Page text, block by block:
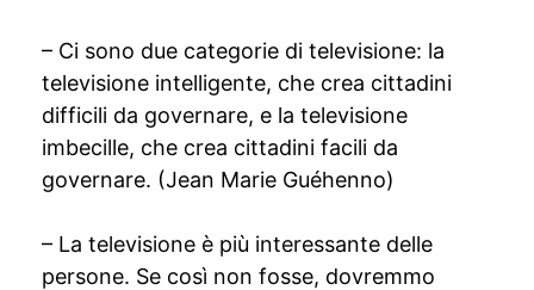
– Ci sono due categorie di televisione: la
televisione intelligente, che crea cittadini
difficili da governare, e la televisione
imbecille, che crea cittadini facili da
governare. (Jean Marie Guéhenno)
– La televisione è più interessante delle
persone. Se così non fosse, dovremmo